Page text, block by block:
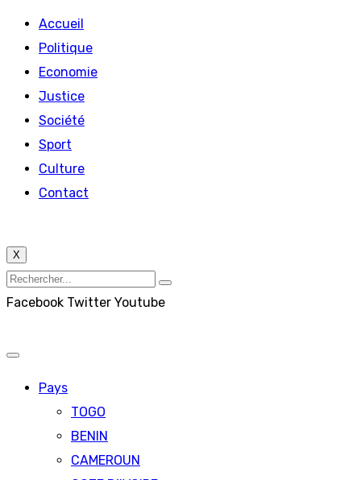
Accueil
Politique
Economie
Justice
Société
Sport
Culture
Contact
X
Facebook Twitter Youtube
Pays
TOGO
BENIN
CAMEROUN